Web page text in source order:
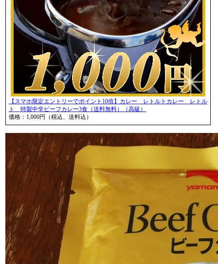
【スマホ限定エントリーでポイント10倍】カレー レトルトカレー レトル
ト 特製中辛ビーフカレー3食（送料無料）（高級）
価格：1,000円（税込、送料込）